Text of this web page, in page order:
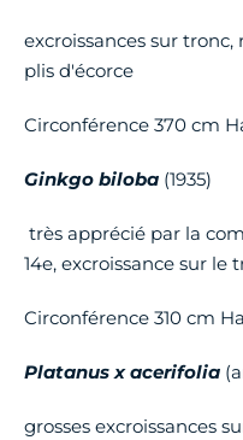
excroissances sur
plis d'écorce
Circonférence 370 cm
Ginkgo biloba (1935)
très apprécié par la
14e, excroissance sur le
Circonférence 310 cm
Platanus x acerifolia
grosses excroissances